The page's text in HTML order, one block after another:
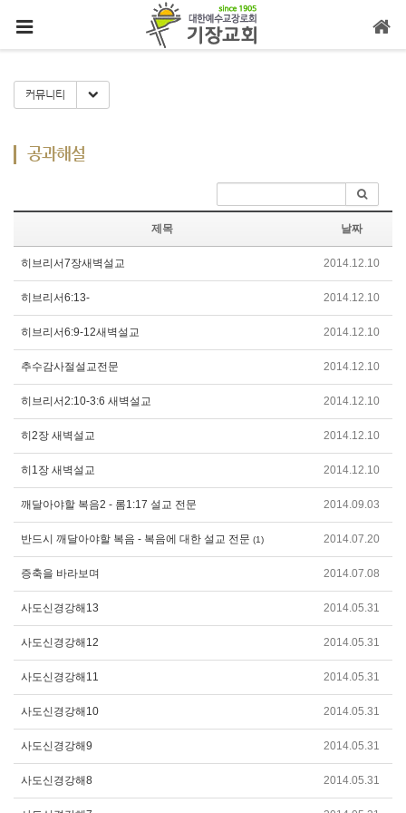
커뮤니티 Toggle Dropdown
공과해설
제목 날짜
히브리서7장새벽설교 2014.12.10
히브리서6:13- 2014.12.10
히브리서6:9-12새벽설교 2014.12.10
추수감사절설교전문 2014.12.10
히브리서2:10-3:6 새벽설교 2014.12.10
히2장 새벽설교 2014.12.10
히1장 새벽설교 2014.12.10
깨달아야할 복음2 - 롬1:17 설교 전문 2014.09.03
반드시 깨달아야할 복음 - 복음에 대한 설교 전문 (1) 2014.07.20
증축을 바라보며 2014.07.08
사도신경강해13 2014.05.31
사도신경강해12 2014.05.31
사도신경강해11 2014.05.31
사도신경강해10 2014.05.31
사도신경강해9 2014.05.31
사도신경강해8 2014.05.31